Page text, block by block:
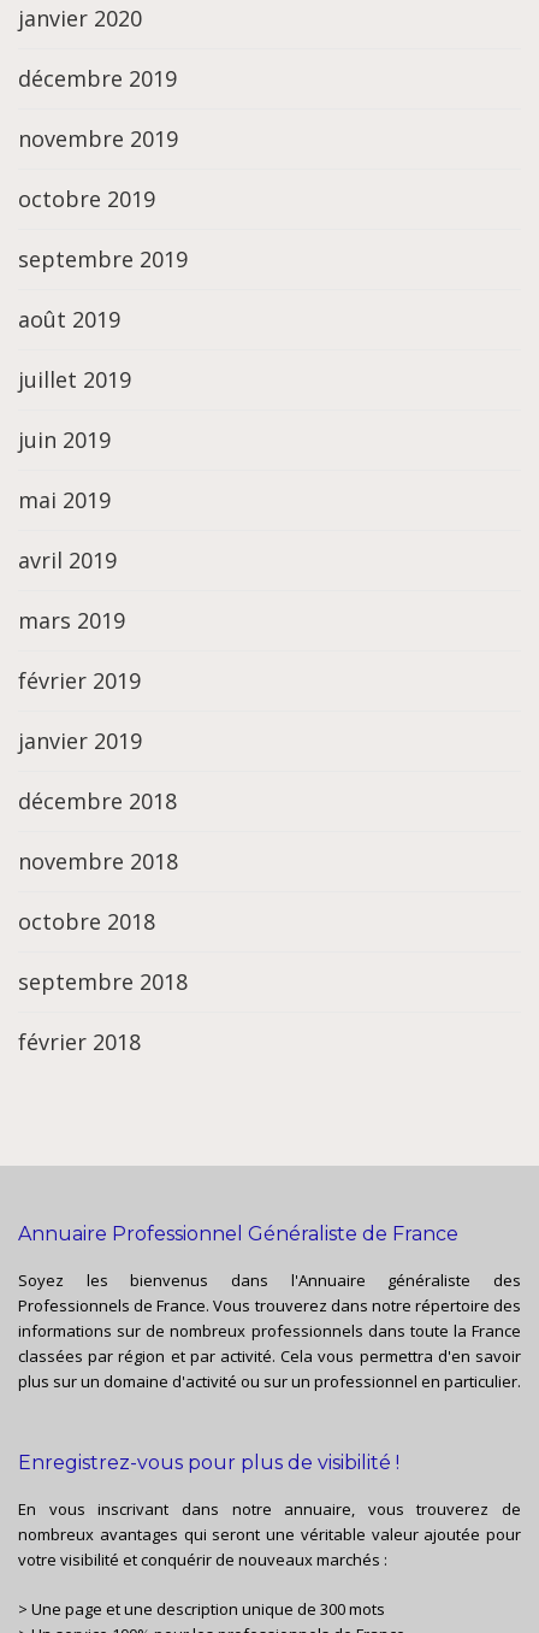
janvier 2020
décembre 2019
novembre 2019
octobre 2019
septembre 2019
août 2019
juillet 2019
juin 2019
mai 2019
avril 2019
mars 2019
février 2019
janvier 2019
décembre 2018
novembre 2018
octobre 2018
septembre 2018
février 2018
Annuaire Professionnel Généraliste de France
Soyez les bienvenus dans l'Annuaire généraliste des
Professionnels de France. Vous trouverez dans notre répertoire des
informations sur de nombreux professionnels dans toute la France
classées par région et par activité. Cela vous permettra d'en savoir
plus sur un domaine d'activité ou sur un professionnel en particulier.
Enregistrez-vous pour plus de visibilité !
En vous inscrivant dans notre annuaire, vous trouverez de
nombreux avantages qui seront une véritable valeur ajoutée pour
votre visibilité et conquérir de nouveaux marchés :
> Une page et une description unique de 300 mots